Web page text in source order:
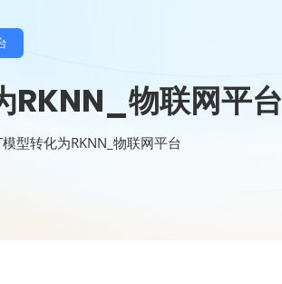
RKNN_物联网平台
型转化为RKNN_物联网平台